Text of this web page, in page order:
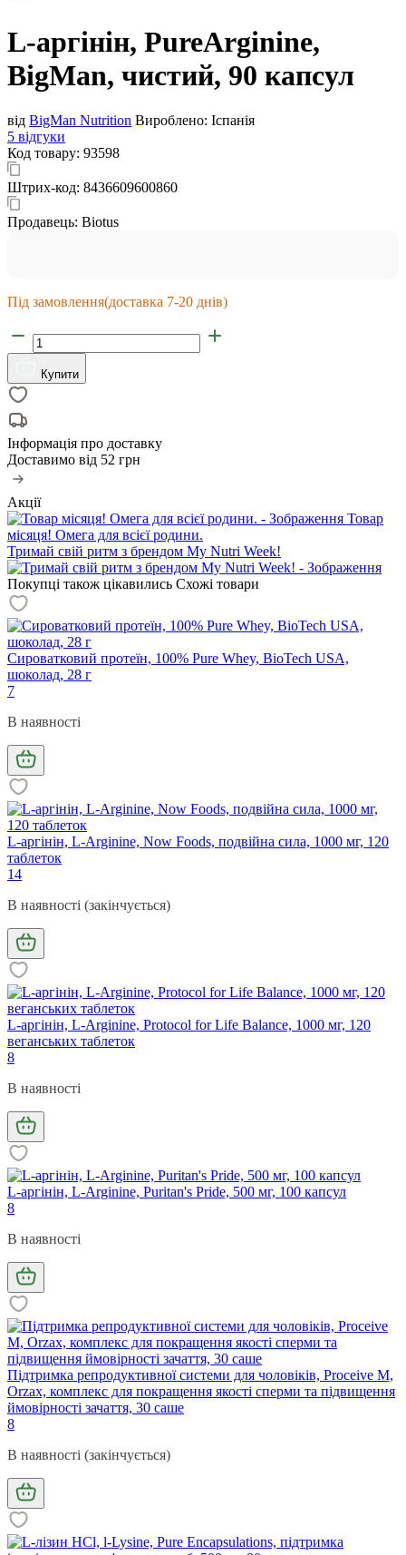
L-аргінін, PureArginine,
BigMan, чистий, 90 капсул
від BigMan Nutrition Вироблено: Іспанія
5 відгуки
Код товару: 93598
Штрих-код: 8436609600860
Продавець: Biotus
Під замовлення(доставка 7-20 днів)
Купити
Інформація про доставку
Доставимо від 52 грн
Акції
Товар
місяця! Омега для всієї родини.
Тримай свій ритм з брендом My Nutri Week!
Покупці також цікавились Схожі товари
Сироватковий протеїн, 100% Pure Whey, BioTech USA,
шоколад, 28 г
7
В наявності
L-аргінін, L-Arginine, Now Foods, подвійна сила, 1000 мг, 120
таблеток
14
В наявності (закінчується)
L-аргінін, L-Arginine, Protocol for Life Balance, 1000 мг, 120
веганських таблеток
8
В наявності
L-аргінін, L-Arginine, Puritan's Pride, 500 мг, 100 капсул
8
В наявності
Підтримка репродуктивної системи для чоловіків, Proceive M,
Orzax, комплекс для покращення якості сперми та підвищення
ймовірності зачаття, 30 саше
8
В наявності (закінчується)